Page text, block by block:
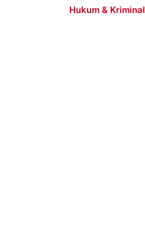
Hukum & Kriminal